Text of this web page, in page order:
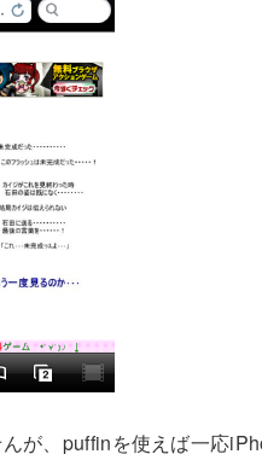
が、puffinを使えば一応